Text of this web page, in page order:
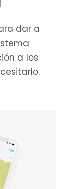
dar a
a los